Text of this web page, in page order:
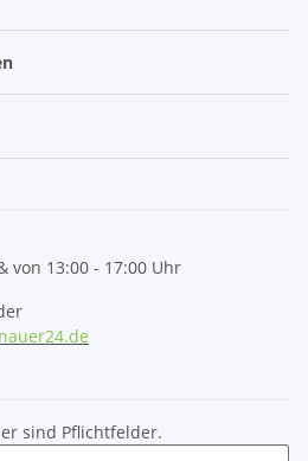
von 13:00 - 17:00 Uhr
sind Pflichtfelder.